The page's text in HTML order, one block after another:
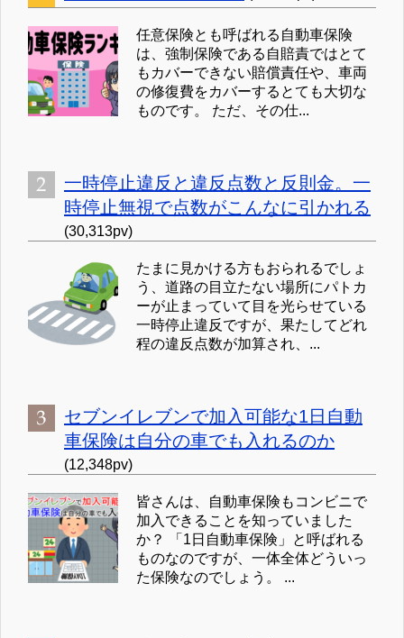
任意保険とも呼ばれる自動車保険
は、強制保険である自賠責ではとて
もカバーできない賠償責任や、車両
の修復費をカバーするとても大切な
ものです。 ただ、その仕...
一時停止違反と違反点数と反則金。一
時停止無視で点数がこんなに引かれる
(30,313pv)
たまに見かける方もおられるでしょ
う、道路の目立たない場所にパトカ
ーが止まっていて目を光らせている
一時停止違反ですが、果たしてどれ
程の違反点数が加算され、...
セブンイレブンで加入可能な1日自動
車保険は自分の車でも入れるのか
(12,348pv)
皆さんは、自動車保険もコンビニで
加入できることを知っていました
か？ 「1日自動車保険」と呼ばれる
ものなのですが、一体全体どういっ
た保険なのでしょう。 ...